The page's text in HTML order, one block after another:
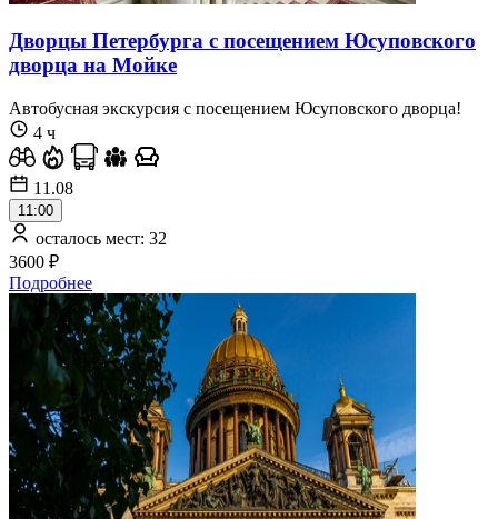
Дворцы Петербурга с посещением Юсуповского
дворца на Мойке
Автобусная экскурсия c посещением Юсуповского дворца!
4 ч
11.08
11:00
осталось мест: 32
3600 ₽
Подробнее